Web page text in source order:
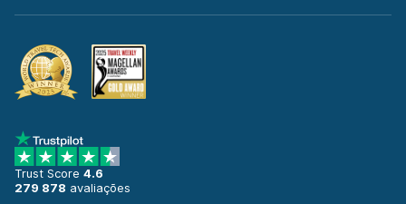
Trust Score 4.6
279 878 avaliações